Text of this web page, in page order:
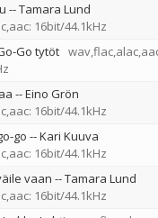
--Tamara Lund
16bit/44.1kHz
Go tytöt
--Eino Grön
16bit/44.1kHz
go --Kari Kuuva
16bit/44.1kHz
vaan --Tamara Lund
16bit/44.1kHz